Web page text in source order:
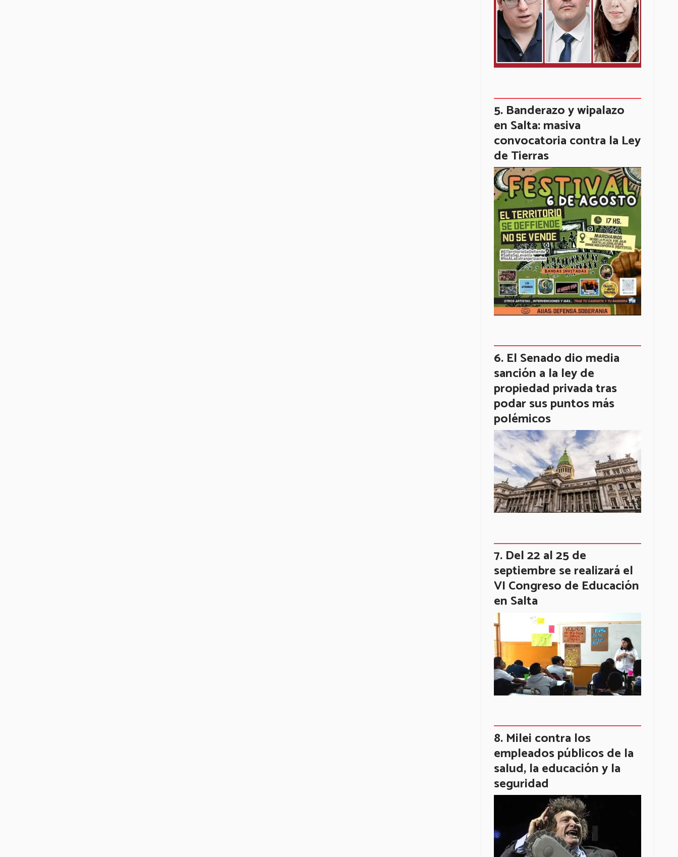
Banderazo y wipalazo
en Salta: masiva
convocatoria contra la Ley
de Tierras
El Senado dio media
sanción a la ley de
propiedad privada tras
podar sus puntos más
polémicos
Del 22 al 25 de
septiembre se realizará el
VI Congreso de Educación
en Salta
Milei contra los
empleados públicos de la
salud, la educación y la
seguridad